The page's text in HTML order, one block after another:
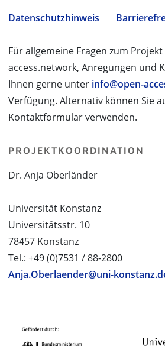
Datenschutzhinweis
Für allgemeine Fragen zum
access.network, Anregungen und
Ihnen gerne unter info@open-
Verfügung. Alternativ können Sie
Kontaktformular verwenden.
PROJEKTKOORDINATION
Dr. Anja Oberländer
Universität Konstanz
Universitätsstr. 10
78457 Konstanz
Tel.: +49 (0)7531 / 88-2800
Anja.Oberlaender@uni-